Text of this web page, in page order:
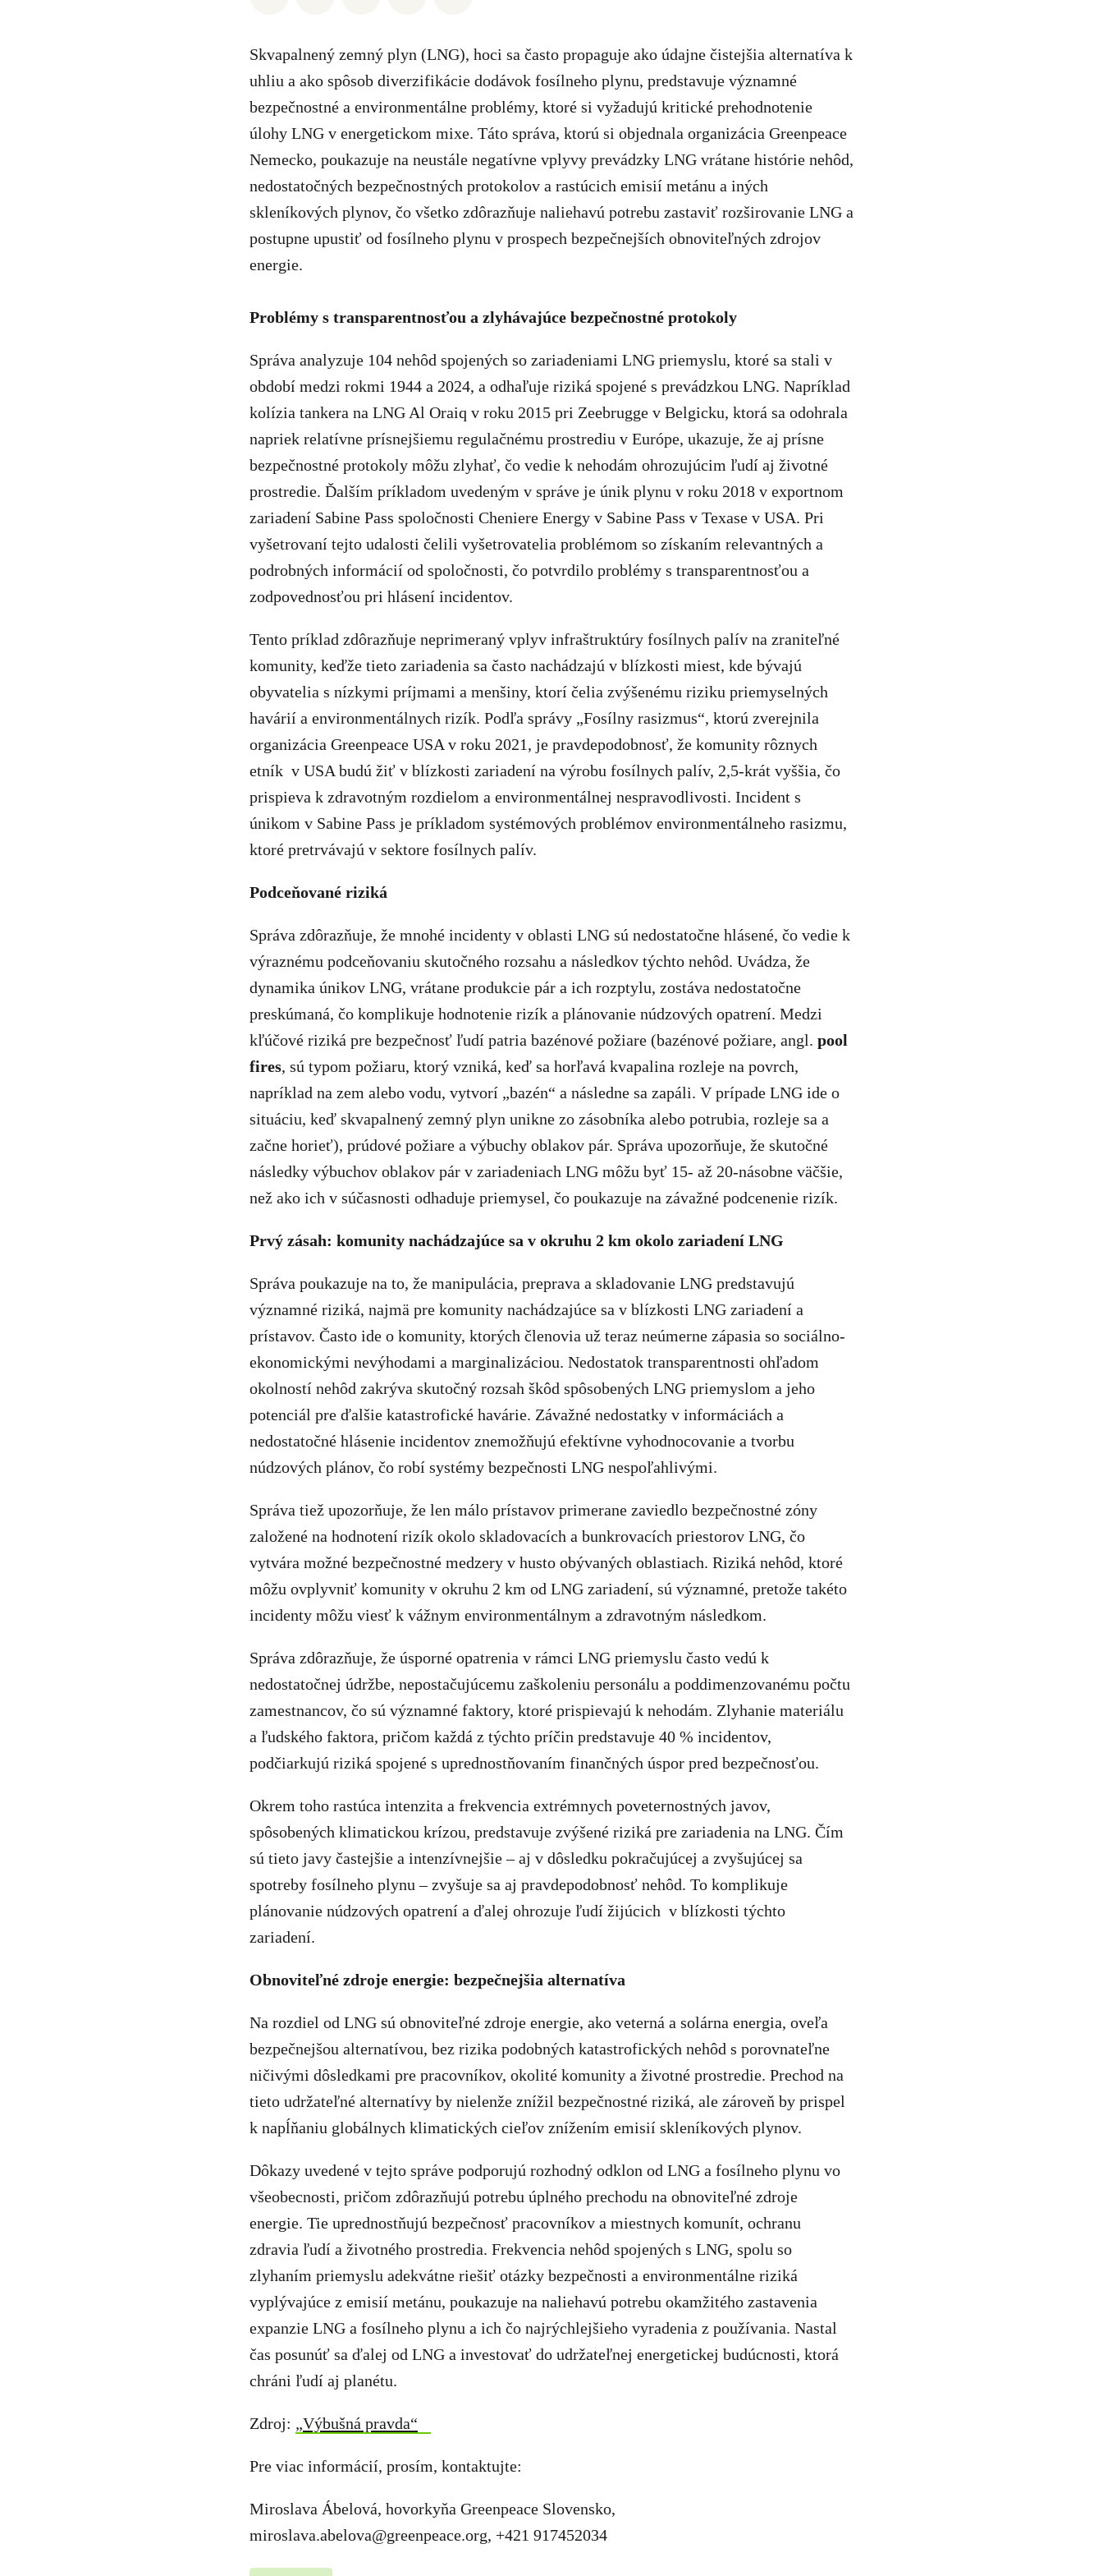
Skvapalnený zemný plyn (LNG), hoci sa často propaguje ako údajne čistejšia alternatíva k
uhliu a ako spôsob diverzifikácie dodávok fosílneho plynu, predstavuje významné
bezpečnostné a environmentálne problémy, ktoré si vyžadujú kritické prehodnotenie
úlohy LNG v energetickom mixe. Táto správa, ktorú si objednala organizácia Greenpeace
Nemecko, poukazuje na neustále negatívne vplyvy prevádzky LNG vrátane histórie nehôd,
nedostatočných bezpečnostných protokolov a rastúcich emisií metánu a iných
skleníkových plynov, čo všetko zdôrazňuje naliehavú potrebu zastaviť rozširovanie LNG a
postupne upustiť od fosílneho plynu v prospech bezpečnejších obnoviteľných zdrojov
energie.
Problémy s transparentnosťou a zlyhávajúce bezpečnostné protokoly
Správa analyzuje 104 nehôd spojených so zariadeniami LNG priemyslu, ktoré sa stali v
období medzi rokmi 1944 a 2024, a odhaľuje riziká spojené s prevádzkou LNG. Napríklad
kolízia tankera na LNG Al Oraiq v roku 2015 pri Zeebrugge v Belgicku, ktorá sa odohrala
napriek relatívne prísnejšiemu regulačnému prostrediu v Európe, ukazuje, že aj prísne
bezpečnostné protokoly môžu zlyhať, čo vedie k nehodám ohrozujúcim ľudí aj životné
prostredie. Ďalším príkladom uvedeným v správe je únik plynu v roku 2018 v exportnom
zariadení Sabine Pass spoločnosti Cheniere Energy v Sabine Pass v Texase v USA. Pri
vyšetrovaní tejto udalosti čelili vyšetrovatelia problémom so získaním relevantných a
podrobných informácií od spoločnosti, čo potvrdilo problémy s transparentnosťou a
zodpovednosťou pri hlásení incidentov.
Tento príklad zdôrazňuje neprimeraný vplyv infraštruktúry fosílnych palív na zraniteľné
komunity, keďže tieto zariadenia sa často nachádzajú v blízkosti miest, kde bývajú
obyvatelia s nízkymi príjmami a menšiny, ktorí čelia zvýšenému riziku priemyselných
havárií a environmentálnych rizík. Podľa správy „Fosílny rasizmus“, ktorú zverejnila
organizácia Greenpeace USA v roku 2021, je pravdepodobnosť, že komunity rôznych
etník v USA budú žiť v blízkosti zariadení na výrobu fosílnych palív, 2,5-krát vyššia, čo
prispieva k zdravotným rozdielom a environmentálnej nespravodlivosti. Incident s
únikom v Sabine Pass je príkladom systémových problémov environmentálneho rasizmu,
ktoré pretrvávajú v sektore fosílnych palív.
Podceňované riziká
Správa zdôrazňuje, že mnohé incidenty v oblasti LNG sú nedostatočne hlásené, čo vedie k
výraznému podceňovaniu skutočného rozsahu a následkov týchto nehôd. Uvádza, že
dynamika únikov LNG, vrátane produkcie pár a ich rozptylu, zostáva nedostatočne
preskúmaná, čo komplikuje hodnotenie rizík a plánovanie núdzových opatrení. Medzi
kľúčové riziká pre bezpečnosť ľudí patria bazénové požiare (bazénové požiare, angl. pool
fires, sú typom požiaru, ktorý vzniká, keď sa horľavá kvapalina rozleje na povrch,
napríklad na zem alebo vodu, vytvorí „bazén“ a následne sa zapáli. V prípade LNG ide o
situáciu, keď skvapalnený zemný plyn unikne zo zásobníka alebo potrubia, rozleje sa a
začne horieť), prúdové požiare a výbuchy oblakov pár. Správa upozorňuje, že skutočné
následky výbuchov oblakov pár v zariadeniach LNG môžu byť 15- až 20-násobne väčšie,
než ako ich v súčasnosti odhaduje priemysel, čo poukazuje na závažné podcenenie rizík.
Prvý zásah: komunity nachádzajúce sa v okruhu 2 km okolo zariadení LNG
Správa poukazuje na to, že manipulácia, preprava a skladovanie LNG predstavujú
významné riziká, najmä pre komunity nachádzajúce sa v blízkosti LNG zariadení a
prístavov. Často ide o komunity, ktorých členovia už teraz neúmerne zápasia so sociálno-
ekonomickými nevýhodami a marginalizáciou. Nedostatok transparentnosti ohľadom
okolností nehôd zakrýva skutočný rozsah škôd spôsobených LNG priemyslom a jeho
potenciál pre ďalšie katastrofické havárie. Závažné nedostatky v informáciách a
nedostatočné hlásenie incidentov znemožňujú efektívne vyhodnocovanie a tvorbu
núdzových plánov, čo robí systémy bezpečnosti LNG nespoľahlivými.
Správa tiež upozorňuje, že len málo prístavov primerane zaviedlo bezpečnostné zóny
založené na hodnotení rizík okolo skladovacích a bunkrovacích priestorov LNG, čo
vytvára možné bezpečnostné medzery v husto obývaných oblastiach. Riziká nehôd, ktoré
môžu ovplyvniť komunity v okruhu 2 km od LNG zariadení, sú významné, pretože takéto
incidenty môžu viesť k vážnym environmentálnym a zdravotným následkom.
Správa zdôrazňuje, že úsporné opatrenia v rámci LNG priemyslu často vedú k
nedostatočnej údržbe, nepostačujúcemu zaškoleniu personálu a poddimenzovanému počtu
zamestnancov, čo sú významné faktory, ktoré prispievajú k nehodám. Zlyhanie materiálu
a ľudského faktora, pričom každá z týchto príčin predstavuje 40 % incidentov,
podčiarkujú riziká spojené s uprednostňovaním finančných úspor pred bezpečnosťou.
Okrem toho rastúca intenzita a frekvencia extrémnych poveternostných javov,
spôsobených klimatickou krízou, predstavuje zvýšené riziká pre zariadenia na LNG. Čím
sú tieto javy častejšie a intenzívnejšie – aj v dôsledku pokračujúcej a zvyšujúcej sa
spotreby fosílneho plynu – zvyšuje sa aj pravdepodobnosť nehôd. To komplikuje
plánovanie núdzových opatrení a ďalej ohrozuje ľudí žijúcich v blízkosti týchto
zariadení.
Obnoviteľné zdroje energie: bezpečnejšia alternatíva
Na rozdiel od LNG sú obnoviteľné zdroje energie, ako veterná a solárna energia, oveľa
bezpečnejšou alternatívou, bez rizika podobných katastrofických nehôd s porovnateľne
ničivými dôsledkami pre pracovníkov, okolité komunity a životné prostredie. Prechod na
tieto udržateľné alternatívy by nielenže znížil bezpečnostné riziká, ale zároveň by prispel
k napĺňaniu globálnych klimatických cieľov znížením emisií skleníkových plynov.
Dôkazy uvedené v tejto správe podporujú rozhodný odklon od LNG a fosílneho plynu vo
všeobecnosti, pričom zdôrazňujú potrebu úplného prechodu na obnoviteľné zdroje
energie. Tie uprednostňujú bezpečnosť pracovníkov a miestnych komunít, ochranu
zdravia ľudí a životného prostredia. Frekvencia nehôd spojených s LNG, spolu so
zlyhaním priemyslu adekvátne riešiť otázky bezpečnosti a environmentálne riziká
vyplývajúce z emisií metánu, poukazuje na naliehavú potrebu okamžitého zastavenia
expanzie LNG a fosílneho plynu a ich čo najrýchlejšieho vyradenia z používania. Nastal
čas posunúť sa ďalej od LNG a investovať do udržateľnej energetickej budúcnosti, ktorá
chráni ľudí aj planétu.
Zdroj: „Výbušná pravda“
Pre viac informácií, prosím, kontaktujte:
Miroslava Ábelová, hovorkyňa Greenpeace Slovensko,
miroslava.abelova@greenpeace.org, +421 917452034